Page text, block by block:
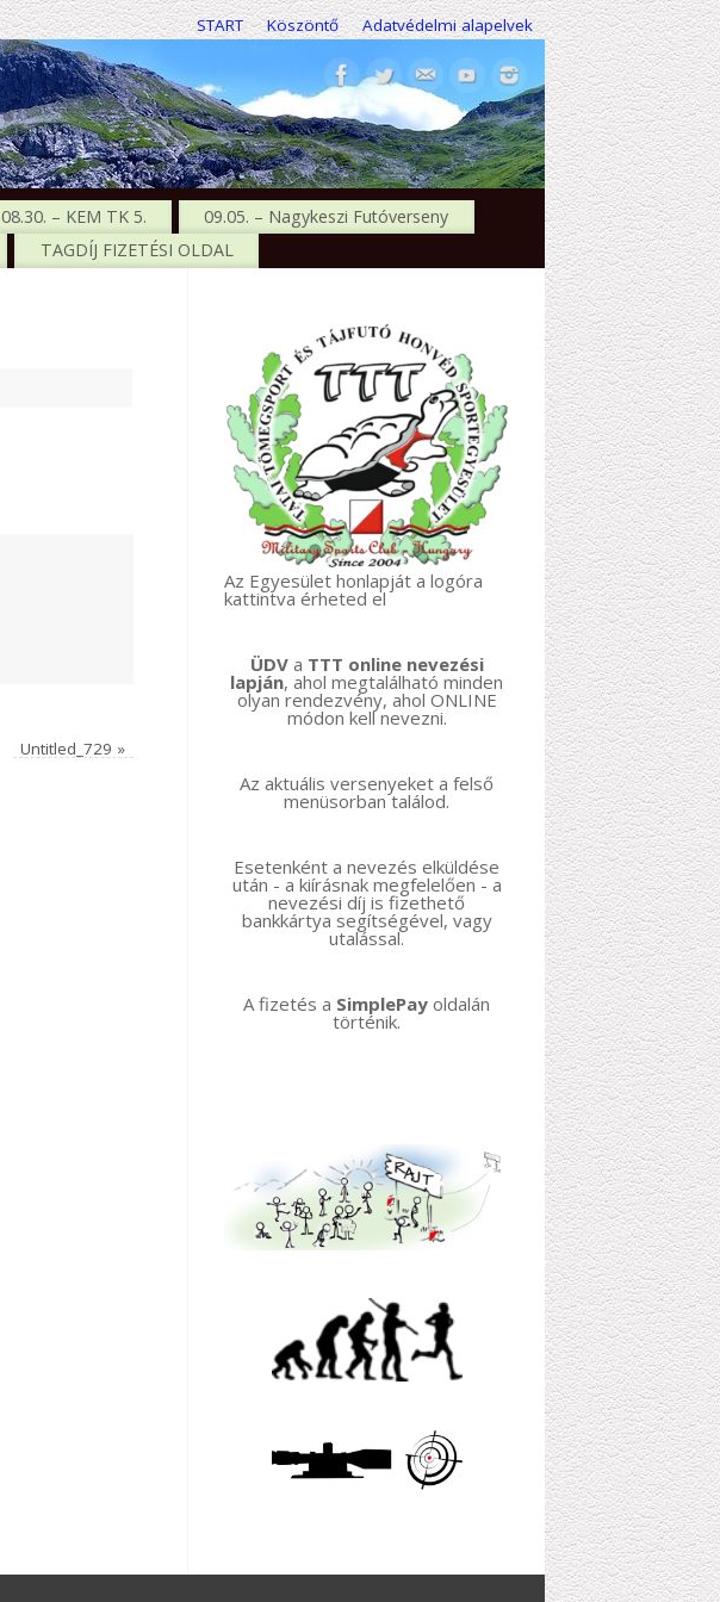
START Köszöntő Adatvédelmi alapelvek
08.30. – KEM TK 5.
09.05. – Nagykeszi Futóverseny
TAGDÍJ FIZETÉSI OLDAL
Untitled_729 »
Az Egyesület honlapját a logóra
kattintva érheted el
ÜDV a TTT online nevezési
lapján, ahol megtalálható minden
olyan rendezvény, ahol ONLINE
módon kell nevezni.
Az aktuális versenyeket a felső
menüsorban találod.
Esetenként a nevezés elküldése
után - a kiírásnak megfelelően - a
nevezési díj is fizethető
bankkártya segítségével, vagy
utalással.
A fizetés a SimplePay oldalán
történik.